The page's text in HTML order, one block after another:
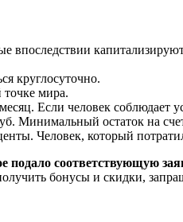
впоследствии
круглосуточно.
точке мира.
Если человек соблюдает
Минимальный остаток на
Человек, который
подало соответствующую
бонусы и скидки,